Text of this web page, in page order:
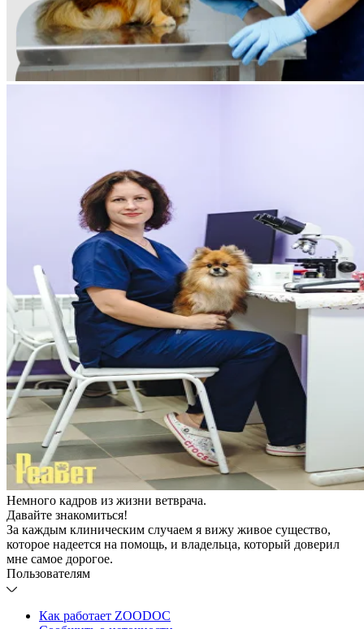
Немного кадров из жизни ветврача.
Давайте знакомиться!
За каждым клиническим случаем я вижу живое существо,
которое надеется на помощь, и владельца, который доверил
мне самое дорогое.
Пользователям
Как работает ZOODOC